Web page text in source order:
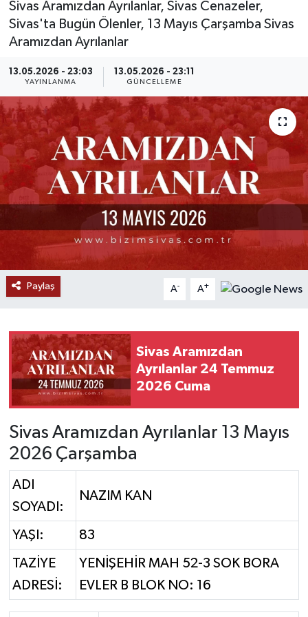
Sivas Aramızdan Ayrılanlar, Sivas Cenazeler,
Sivas'ta Bugün Ölenler, 13 Mayıs Çarşamba Sivas
Aramızdan Ayrılanlar
13.05.2026 - 23:03
YAYINLANMA
13.05.2026 - 23:11
GÜNCELLEME
Paylaş A- A+
Sivas Aramızdan
Ayrılanlar 24 Temmuz
2026 Cuma
Sivas Aramızdan Ayrılanlar 13 Mayıs
2026 Çarşamba
ADI
SOYADI:
NAZIM KAN
YAŞI: 83
TAZİYE
ADRESİ:
YENİŞEHİR MAH 52-3 SOK BORA
EVLER B BLOK NO: 16
MAGAZİN
RESMİ İLANLAR
SAĞLIK
SİYASET
SOSYAL YARDIMLAR
SPONSORLU YAZI
SPOR
YAŞAM